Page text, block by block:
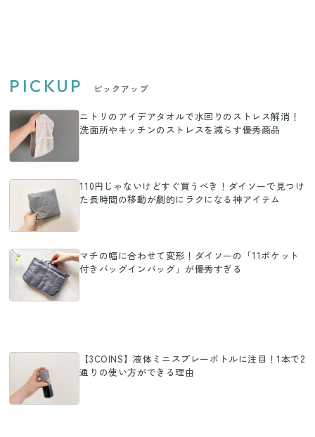
PICKUP ピックアップ
ニトリのアイデアタオルで水回りのストレス解消！
洗面所やキッチンのストレスを減らす優秀商品
110円じゃないけどすぐ買うべき！ダイソーで見つけ
た長時間の移動が劇的にラクになる神アイテム
マチの幅に合わせて変形！ダイソーの「11ポケット
付きバッグインバッグ」が優秀すぎる
【3COINS】液体ミニスプレーボトルに注目！1本で2
通りの使い方ができる理由